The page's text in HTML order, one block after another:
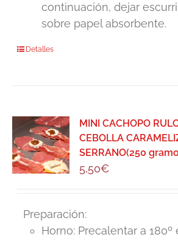
continuación, dejar
sobre papel absorbente.
Detalles
MINI CACHOPO
CEBOLLA
SERRANO(250
5,50€
Preparación:
Horno: Precalentar a 180º